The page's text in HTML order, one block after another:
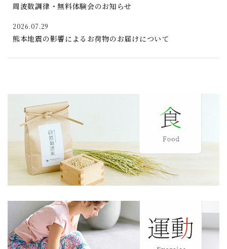
周波数調律・無料体験会のお知らせ
2026.07.29
熊本地震の影響によるお荷物のお届けについて
2026.07.29
骨ナビ業務継承のお知らせ≪ 骨ナビ（ホネナビ）、新たな
ステージへ ≫
2026.05.11
【雑誌掲載】veggy（ベジィ） vol.106 2026年6月号掲載
2026.04.15
ゴールデンウイーク期間の営業について
2026.03.10
【雑誌掲載】veggy（ベジィ） vol.105 2026年4月号掲載
2026.01.09
【雑誌掲載】veggy（ベジィ） vol.104 2026年2月号掲載